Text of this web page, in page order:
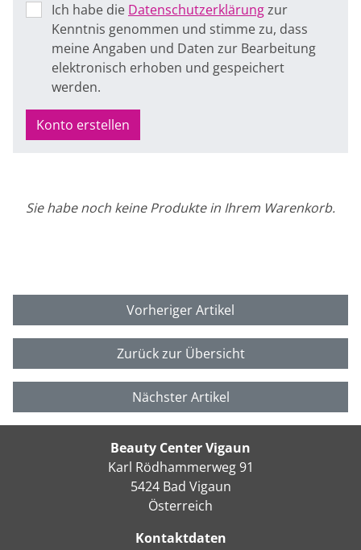
Ich habe die Datenschutzerklärungzur
Kenntnis genommen und stimme zu, dass
meine Angaben und Daten zur Bearbeitung
elektronisch erhoben und gespeichert
werden.
Konto erstellen
Sie habe noch keine Produkte in Ihrem Warenkorb.
Vorheriger Artikel
Zurück zur Übersicht
Nächster Artikel
Beauty Center Vigaun
Karl Rödhammerweg 91
5424 Bad Vigaun
Österreich
Kontaktdaten